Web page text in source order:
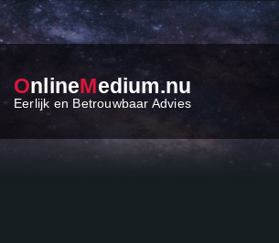
OnlineMedium.nu
Eerlijk en Betrouwbaar Advies